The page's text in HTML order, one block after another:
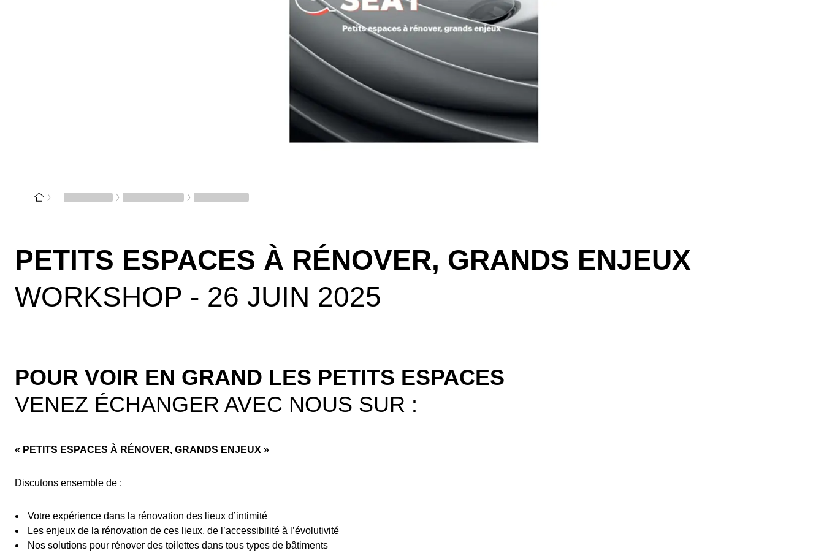
PETITS ESPACES À RÉNOVER, GRANDS ENJEUX
WORKSHOP - 26 JUIN 2025
POUR VOIR EN GRAND LES PETITS ESPACES
VENEZ ÉCHANGER AVEC NOUS SUR :
« PETITS ESPACES À RÉNOVER, GRANDS ENJEUX »
Discutons ensemble de :
Votre expérience dans la rénovation des lieux d’intimité
Les enjeux de la rénovation de ces lieux, de l’accessibilité à l’évolutivité
Nos solutions pour rénover des toilettes dans tous types de bâtiments